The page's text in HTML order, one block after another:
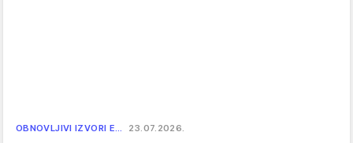
OBNOVLJIVI IZVORI E… 23.07.2026.